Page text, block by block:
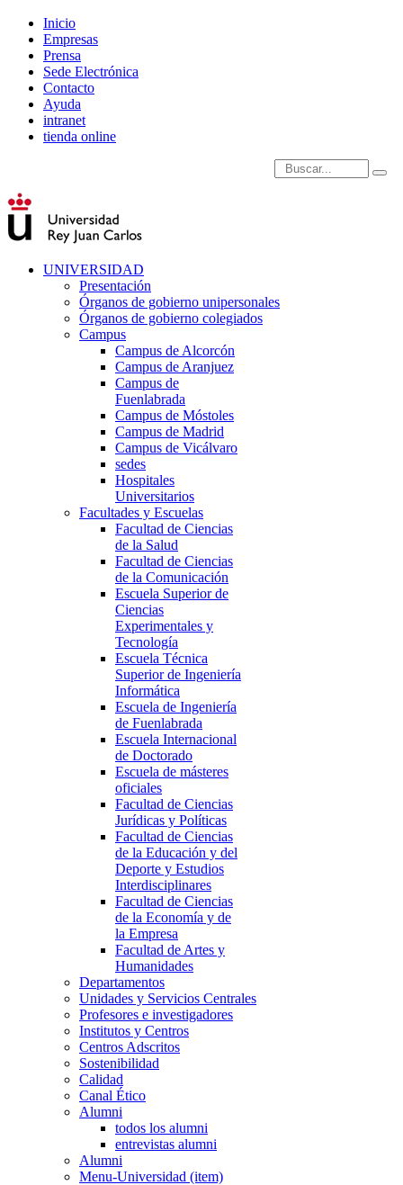
Inicio
Empresas
Prensa
Sede Electrónica
Contacto
Ayuda
intranet
tienda online
Introduce términos de
UNIVERSIDAD
Presentación
Órganos de gobierno unipersonales
Órganos de gobierno colegiados
Campus
Campus de Alcorcón
Campus de Aranjuez
Campus de
Fuenlabrada
Campus de Móstoles
Campus de Madrid
Campus de Vicálvaro
sedes
Hospitales
Universitarios
Facultades y Escuelas
Facultad de Ciencias
de la Salud
Facultad de Ciencias
de la Comunicación
Escuela Superior de
Ciencias
Experimentales y
Tecnología
Escuela Técnica
Superior de Ingeniería
Informática
Escuela de Ingeniería
de Fuenlabrada
Escuela Internacional
de Doctorado
Escuela de másteres
oficiales
Facultad de Ciencias
Jurídicas y Políticas
Facultad de Ciencias
de la Educación y del
Deporte y Estudios
Interdisciplinares
Facultad de Ciencias
de la Economía y de
la Empresa
Facultad de Artes y
Humanidades
Departamentos
Unidades y Servicios Centrales
Profesores e investigadores
Institutos y Centros
Centros Adscritos
Sostenibilidad
Calidad
Canal Ético
Alumni
todos los alumni
entrevistas alumni
Alumni
Menu-Universidad (item)